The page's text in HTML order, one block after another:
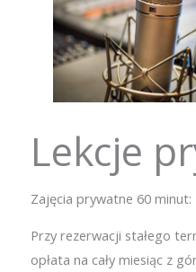
Lekcje
Zajęcia prywatne 60 minut:
Przy rezerwacji stałego
opłata na cały miesiąc z